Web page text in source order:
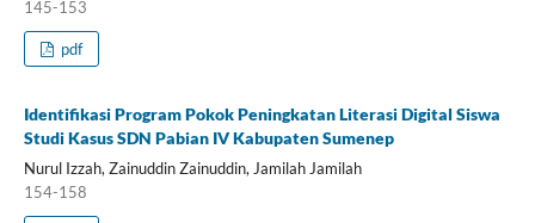
145-153
pdf
Identifikasi Program Pokok Peningkatan Literasi Digital Siswa
Studi Kasus SDN Pabian IV Kabupaten Sumenep
Nurul Izzah, Zainuddin Zainuddin, Jamilah Jamilah
154-158